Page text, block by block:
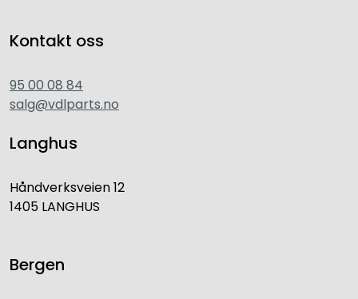
Kontakt oss
95 00 08 84
salg@vdlparts.no
Langhus
Håndverksveien 12
1405 LANGHUS
Bergen